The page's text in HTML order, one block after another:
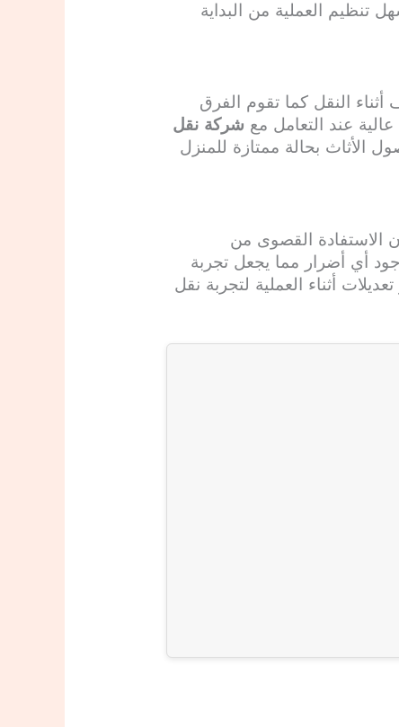
العملية من البداية
النقل كما تقوم الفرق
عند التعامل مع شركة نقل
الأثاث بحالة ممتازة للمنزل
الاستفادة القصوى من
أي أضرار مما يجعل تجربة
أثناء العملية لتجربة نقل